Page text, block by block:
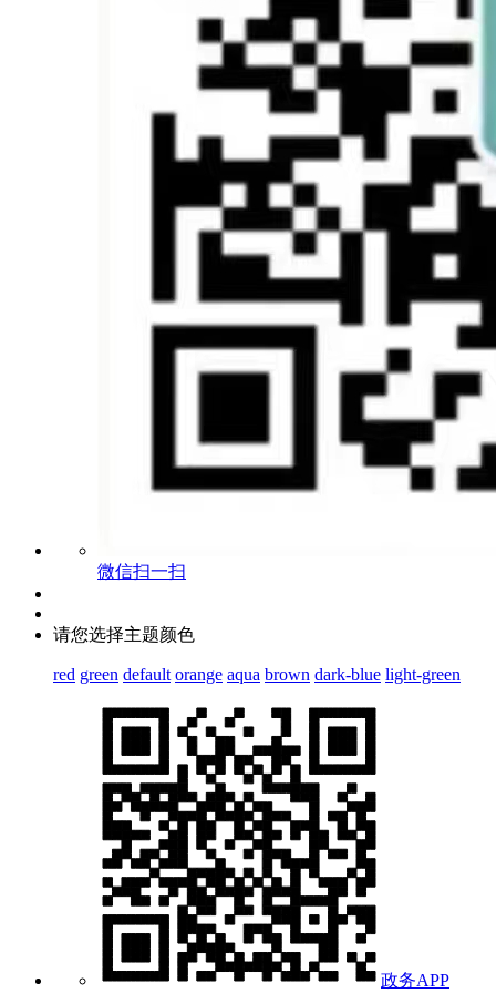
微信扫一扫
请您选择主题颜色
red green default orange aqua brown dark-blue light-green
政务APP